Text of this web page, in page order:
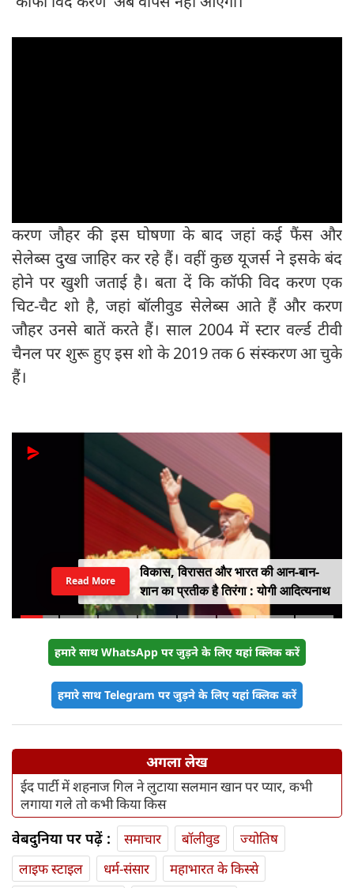
करण जौहर की इस घोषणा के बाद जहां कई फैंस और
सेलेब्स दुख जाहिर कर रहे हैं। वहीं कुछ यूजर्स ने इसके बंद
होने पर खुशी जताई है। बता दें कि कॉफी विद करण एक
चिट-चैट शो है, जहां बॉलीवुड सेलेब्स आते हैं और करण
जौहर उनसे बातें करते हैं। साल 2004 में स्टार वर्ल्ड टीवी
चैनल पर शुरू हुए इस शो के 2019 तक 6 संस्करण आ चुके
हैं।
विकास, विरासत और भारत की आन-बान-
शान का प्रतीक है तिरंगा : योगी आदित्यनाथ
Read More
हमारे साथ WhatsApp पर जुड़ने के लिए यहां क्लिक करें
हमारे साथ Telegram पर जुड़ने के लिए यहां क्लिक करें
अगला लेख
ईद पार्टी में शहनाज गिल ने लुटाया सलमान खान पर प्यार, कभी
लगाया गले तो कभी किया किस
वेबदुनिया पर पढ़ें : समाचार बॉलीवुड
ज्योतिष
लाइफ स्‍टाइल
धर्म-संसार
महाभारत के किस्से